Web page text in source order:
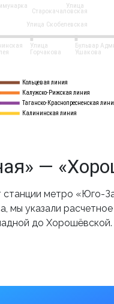
Кольцевая линия
Калужско-Рижская линия
Таганско-Краснопресненская
Калининская линия
Улица
Старокачаловская
Улица Скобелевская
Бульвар
Ушакова
Улица
Горчакова
—
метро «Юго-
указали
до Хорошёвской.